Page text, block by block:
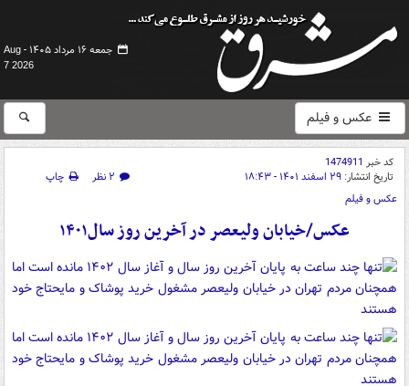
جمعه ۱۶ مرداد ۱۴۰۵ -
Aug
7 2026
عکس و فیلم
کد خبر 1474911
تاریخ انتشار: ۲۹ اسفند ۱۴۰۱ - ۱۸:۴۳ ۲ نظر
چاپ
عکس و فیلم
عکس/خیابان ولیعصر در آخرین روز سال۱۴۰۱